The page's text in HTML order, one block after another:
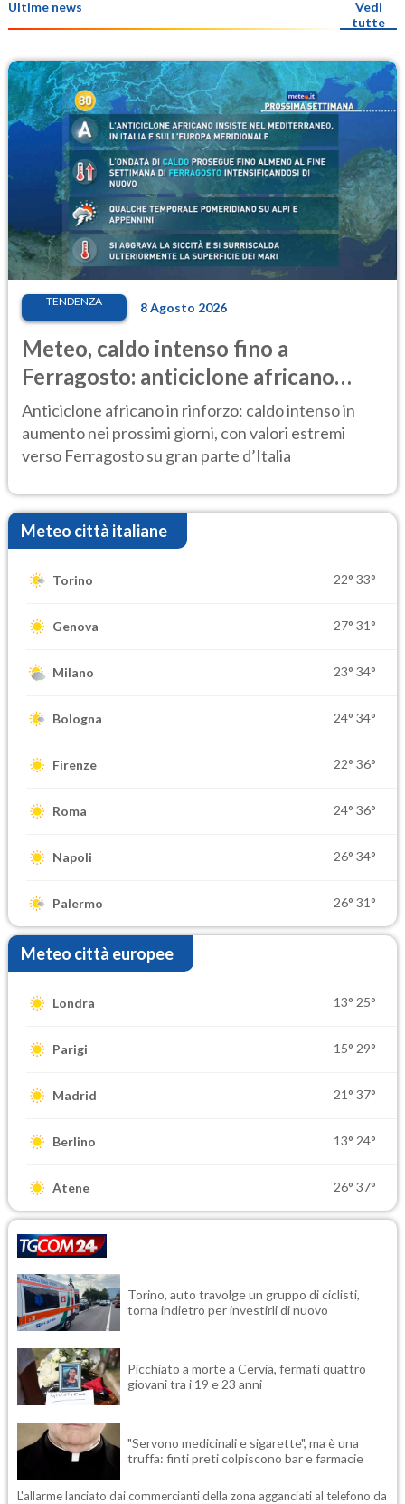
Ultime news
Vedi
tutte
TENDENZA 8 Agosto 2026
Meteo, caldo intenso fino a
Ferragosto: anticiclone africano
ancora protagonista
Anticiclone africano in rinforzo: caldo intenso in
aumento nei prossimi giorni, con valori estremi
verso Ferragosto su gran parte d’Italia
Meteo città italiane
Torino 22° 33°
Genova 27° 31°
Milano 23° 34°
Bologna 24° 34°
Firenze 22° 36°
Roma 24° 36°
Napoli 26° 34°
Palermo 26° 31°
Meteo città europee
Londra 13° 25°
Parigi 15° 29°
Madrid 21° 37°
Berlino 13° 24°
Atene 26° 37°
Torino, auto travolge un gruppo di ciclisti,
torna indietro per investirli di nuovo
Picchiato a morte a Cervia, fermati quattro
giovani tra i 19 e 23 anni
"Servono medicinali e sigarette", ma è una
truffa: finti preti colpiscono bar e farmacie
L'allarme lanciato dai commercianti della zona agganciati al telefono da